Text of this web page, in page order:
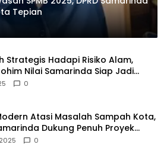
Tepian
Strategis Hadapi Risiko Alam,
Nilai Samarinda Siap Jadi
Bencana Kalimantan
0
Atasi Masalah Sampah Kota,
Dukung Penuh Proyek
0